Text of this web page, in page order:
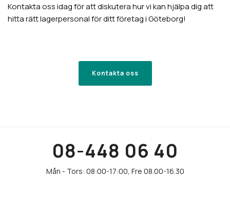
Kontakta oss idag för att diskutera hur vi kan hjälpa dig att
hitta rätt lagerpersonal för ditt företag i Göteborg!
Kontakta oss
08-448 06 40